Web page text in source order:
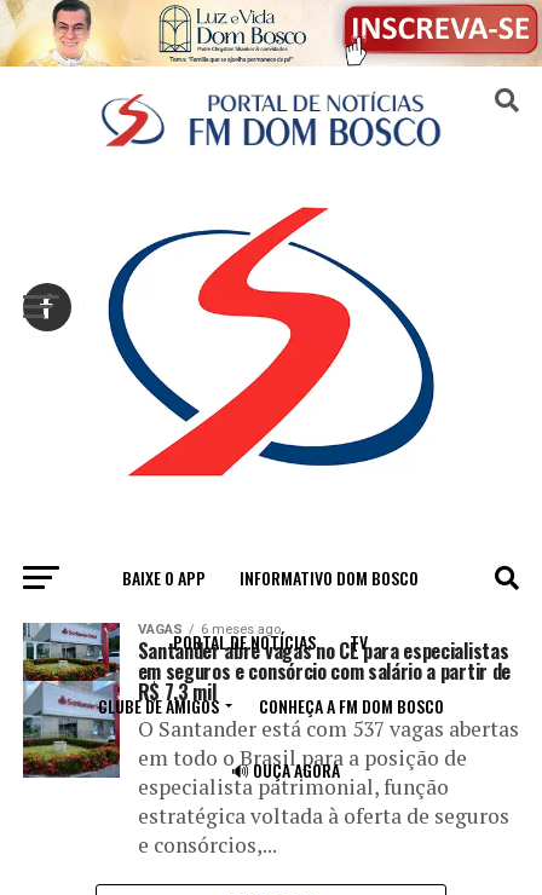
BAIXE O APP INFORMATIVO DOM BOSCO
PORTAL DE NOTÍCIAS TV
CLUBE DE AMIGOS CONHEÇA A FM DOM BOSCO
🔊 OUÇA AGORA
All posts tagged "seguro"
VAGAS 6 meses ago
Santander abre vagas no CE para especialistas
em seguros e consórcio com salário a partir de
R$ 7,3 mil
O Santander está com 537 vagas abertas
em todo o Brasil para a posição de
especialista patrimonial, função
estratégica voltada à oferta de seguros
e consórcios,...
Sair da versão mobile